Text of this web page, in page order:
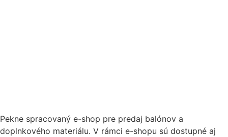
Pekne spracovaný e-shop pre predaj balónov a
doplnkového materiálu. V rámci e-shopu sú dostupné aj